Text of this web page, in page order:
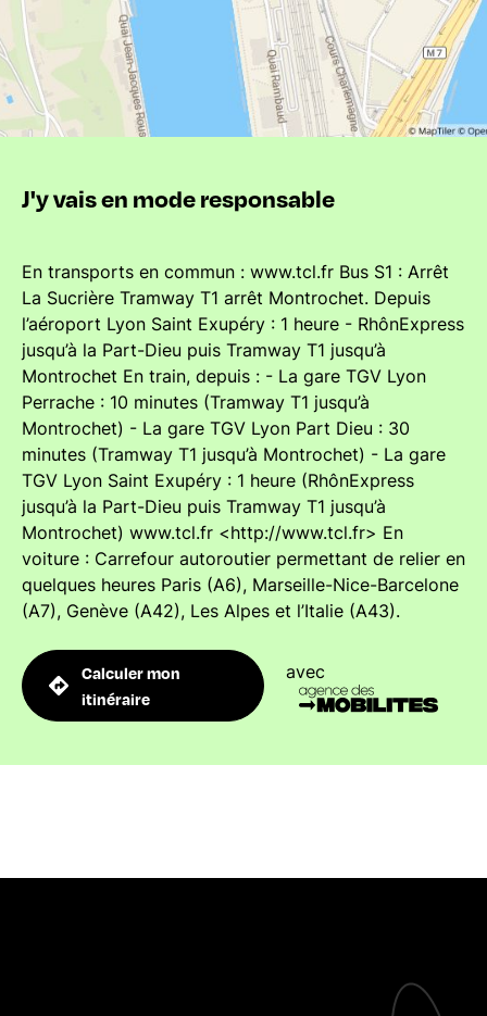
J'y vais en mode responsable
En transports en commun : www.tcl.fr Bus S1 : Arrêt
La Sucrière Tramway T1 arrêt Montrochet. Depuis
l’aéroport Lyon Saint Exupéry : 1 heure - RhônExpress
jusqu’à la Part-Dieu puis Tramway T1 jusqu’à
Montrochet En train, depuis : - La gare TGV Lyon
Perrache : 10 minutes (Tramway T1 jusqu’à
Montrochet) - La gare TGV Lyon Part Dieu : 30
minutes (Tramway T1 jusqu’à Montrochet) - La gare
TGV Lyon Saint Exupéry : 1 heure (RhônExpress
jusqu’à la Part-Dieu puis Tramway T1 jusqu’à
Montrochet) www.tcl.fr <http://www.tcl.fr> En
voiture : Carrefour autoroutier permettant de relier en
quelques heures Paris (A6), Marseille-Nice-Barcelone
(A7), Genève (A42), Les Alpes et l’Italie (A43).
Calculer mon
itinéraire
avec